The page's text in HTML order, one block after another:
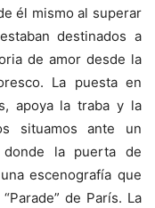
él mismo al superar
destinados a
de amor desde la
La puesta en
apoya la traba y la
situamos ante un
donde la puerta de
escenografía que
de París. La